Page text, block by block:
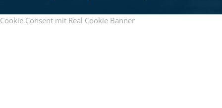
Cookie Consent mit Real Cookie Banner